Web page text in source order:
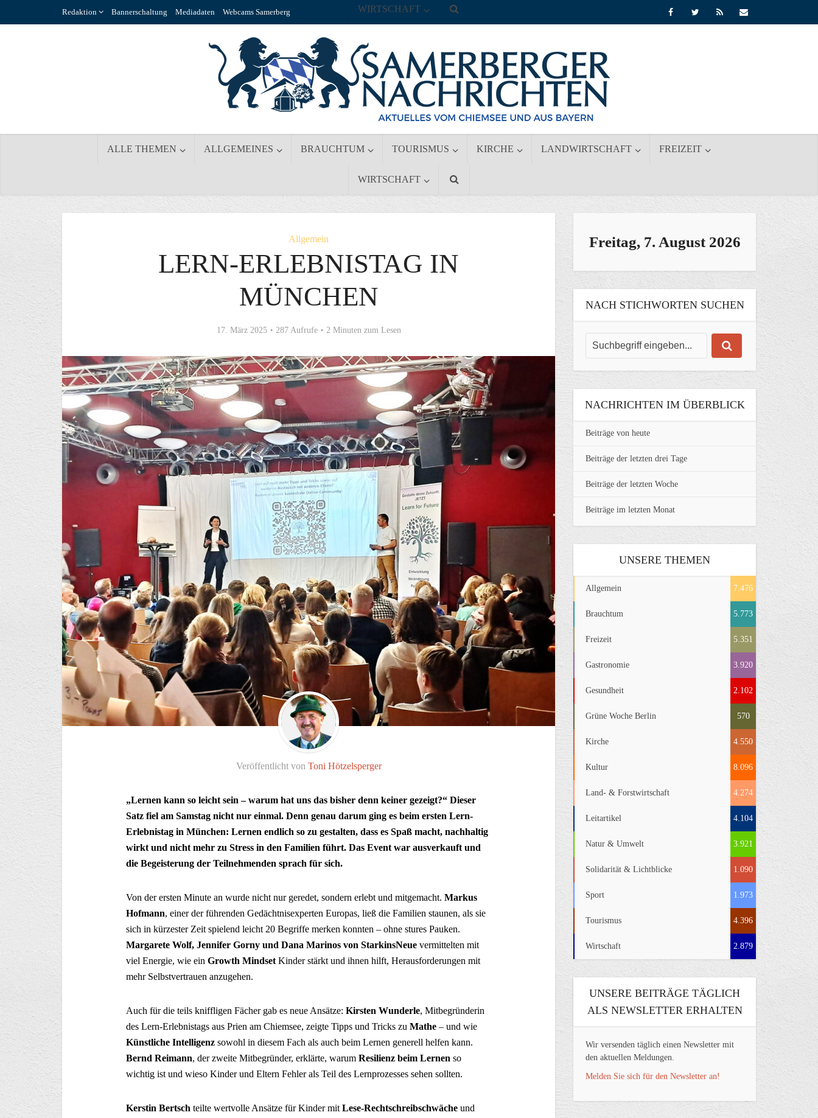
Redaktion Bannerschaltung Mediadaten Webcams Samerberg
ALLE THEMEN ALLGEMEINES BRAUCHTUM TOURISMUS KIRCHE LANDWIRTSCHAFT FREIZEIT
WIRTSCHAFT
WIRTSCHAFT
Allgemein
LERN-ERLEBNISTAG IN
MÜNCHEN
17. März 2025 287 Aufrufe 2 Minuten zum Lesen
Veröffentlicht von Toni Hötzelsperger
„Lernen kann so leicht sein – warum hat uns das bisher denn keiner gezeigt?“ Dieser
Satz fiel am Samstag nicht nur einmal. Denn genau darum ging es beim ersten Lern-
Erlebnistag in München: Lernen endlich so zu gestalten, dass es Spaß macht, nachhaltig
wirkt und nicht mehr zu Stress in den Familien führt. Das Event war ausverkauft und
die Begeisterung der Teilnehmenden sprach für sich.
Von der ersten Minute an wurde nicht nur geredet, sondern erlebt und mitgemacht. Markus
Hofmann, einer der führenden Gedächtnisexperten Europas, ließ die Familien staunen, als sie
sich in kürzester Zeit spielend leicht 20 Begriffe merken konnten – ohne stures Pauken.
Margarete Wolf, Jennifer Gorny und Dana Marinos von StarkinsNeue vermittelten mit
viel Energie, wie ein Growth Mindset Kinder stärkt und ihnen hilft, Herausforderungen mit
mehr Selbstvertrauen anzugehen.
Auch für die teils kniffligen Fächer gab es neue Ansätze: Kirsten Wunderle, Mitbegründerin
des Lern-Erlebnistags aus Prien am Chiemsee, zeigte Tipps und Tricks zu Mathe – und wie
Künstliche Intelligenz sowohl in diesem Fach als auch beim Lernen generell helfen kann.
Bernd Reimann, der zweite Mitbegründer, erklärte, warum Resilienz beim Lernen so
wichtig ist und wieso Kinder und Eltern Fehler als Teil des Lernprozesses sehen sollten.
Kerstin Bertsch teilte wertvolle Ansätze für Kinder mit Lese-Rechtschreibschwäche und
Freitag, 7. August 2026
NACH STICHWORTEN SUCHEN
NACHRICHTEN IM ÜBERBLICK
Beiträge von heute
Beiträge der letzten drei Tage
Beiträge der letzten Woche
Beiträge im letzten Monat
UNSERE THEMEN
Allgemein 7.476
Brauchtum 5.773
Freizeit 5.351
Gastronomie 3.920
Gesundheit 2.102
Grüne Woche Berlin 570
Kirche 4.550
Kultur 8.096
Land- & Forstwirtschaft 4.274
Leitartikel 4.104
Natur & Umwelt 3.921
Solidarität & Lichtblicke 1.090
Sport 1.973
Tourismus 4.396
Wirtschaft 2.879
UNSERE BEITRÄGE TÄGLICH
ALS NEWSLETTER ERHALTEN
Wir versenden täglich einen Newsletter mit
den aktuellen Meldungen.
Melden Sie sich für den Newsletter an!